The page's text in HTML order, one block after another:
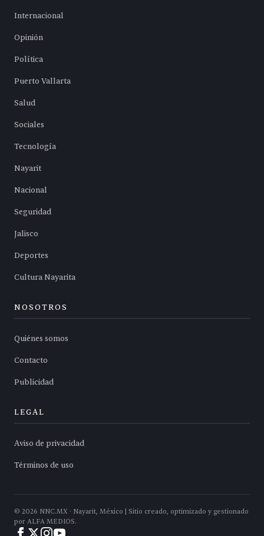
Internacional
Opinión
Política
Puerto Vallarta
Salud
Sociales
Tecnología
Nayarit
Nacional
Seguridad
Jalisco
Deportes
Cultura Nayarita
NOSOTROS
Quiénes somos
Contacto
Publicidad
LEGAL
Aviso de privacidad
Términos de uso
© 2026 NNC.MX · Nayarit, México | Sitio creado, optimizado y gestionado
por ALFA MEDIOS.